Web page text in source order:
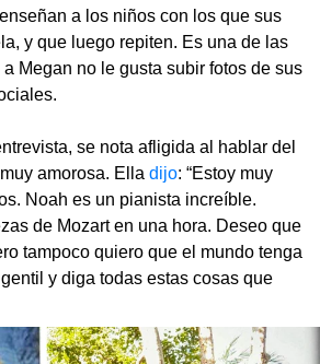
a los niños con los que sus
y que luego repiten. Es una de las
Megan no le gusta subir fotos de sus
se nota afligida al hablar del
amorosa. Ella dijo: “Estoy muy
Noah es un pianista increíble.
de Mozart en una hora. Deseo que
tampoco quiero que el mundo tenga
y diga todas estas cosas que